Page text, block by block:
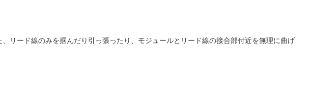
リード線のみを掴んだり引っ張ったり、モジュールとリード線の接合部付近を無理に曲げ